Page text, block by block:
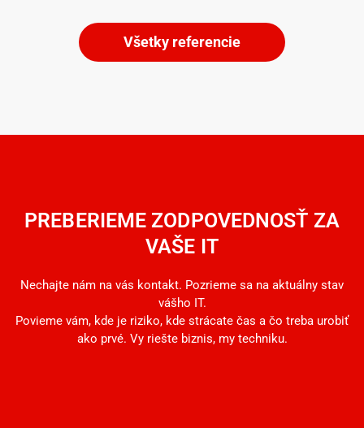
Všetky referencie
PREBERIEME ZODPOVEDNOSŤ ZA
VAŠE IT
Nechajte nám na vás kontakt. Pozrieme sa na aktuálny stav
vášho IT.
Povieme vám, kde je riziko, kde strácate čas a čo treba urobiť
ako prvé. Vy riešte biznis, my techniku.